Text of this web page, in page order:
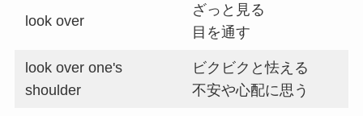
look over
ざっと見る
目を通す
look over one's
shoulder
ビクビクと怯える
不安や心配に思う